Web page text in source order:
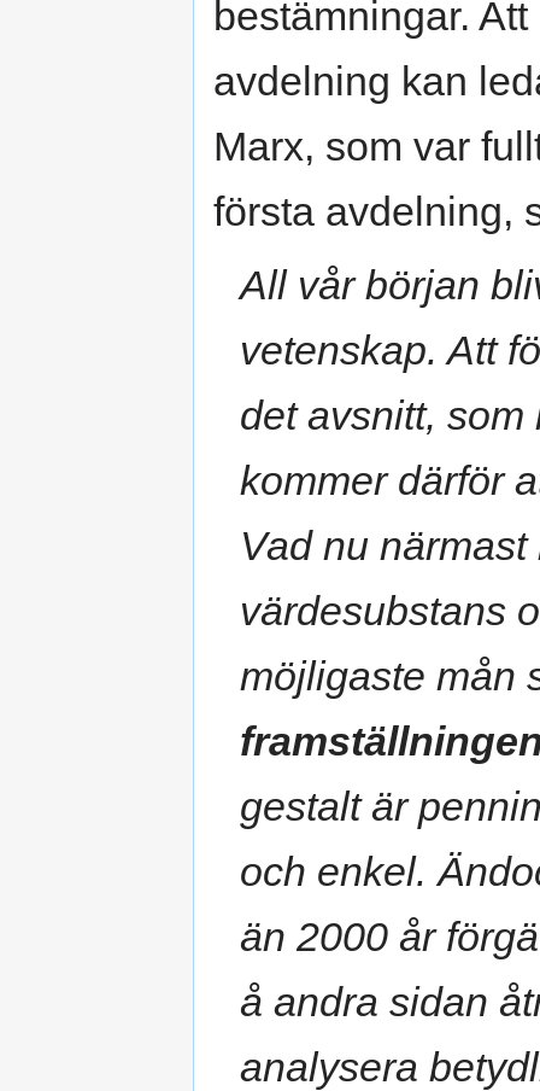
bestämningar.
avdelning kan
Marx, som var
första avdelning,
All vår början
vetenskap. Att
det avsnitt,
kommer därför
Vad nu
värdesubstans
möjligaste mån
gestalt är
och enkel.
än 2000 år
å andra sidan
analysera